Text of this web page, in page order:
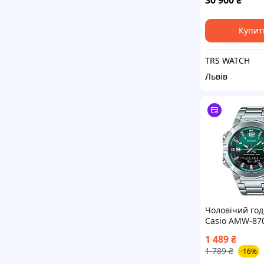
картьє пантер
TRS WATCH
Львів
Чоловічий
Casio AMW-
1 489₴
1 789 ₴ -16%